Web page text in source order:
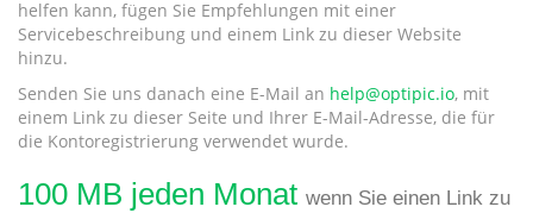
helfen kann, fügen Sie Empfehlungen mit einer
Servicebeschreibung und einem Link zu dieser Website
hinzu.
Senden Sie uns danach eine E-Mail an help@optipic.io, mit
einem Link zu dieser Seite und Ihrer E-Mail-Adresse, die für
die Kontoregistrierung verwendet wurde.
100 MB jeden Monat wenn Sie einen Link zu